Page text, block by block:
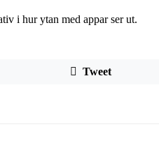
i hur ytan med appar ser ut.
Tweet